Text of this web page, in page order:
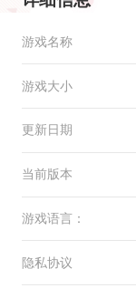
游戏名称
游戏大小
更新日期
当前版本
游戏语言：
隐私协议